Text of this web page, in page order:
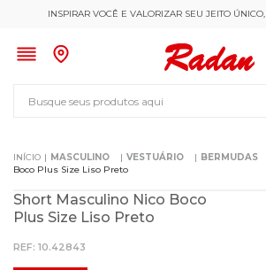
INSPIRAR VOCÊ E VALORIZAR SEU JEITO ÚNICO,
MASCULINO VESTUÁRIO BERMUDAS
Boco Plus Size Liso Preto
Short Masculino Nico Boco
Plus Size Liso Preto
: 10.42843